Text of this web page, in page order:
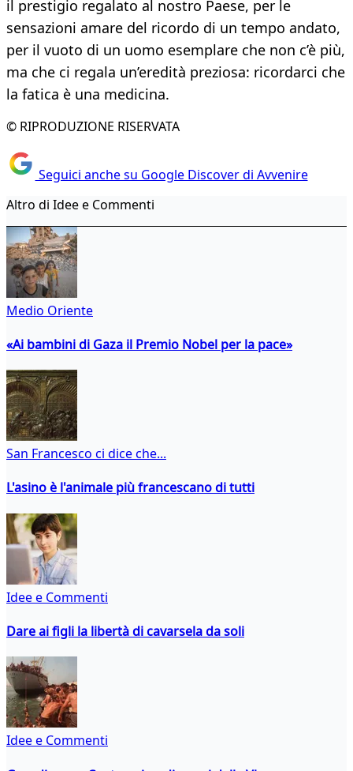
il prestigio regalato al nostro Paese, per le
sensazioni amare del ricordo di un tempo andato,
per il vuoto di un uomo esemplare che non c’è più,
ma che ci regala un’eredità preziosa: ricordarci che
la fatica è una medicina.
© RIPRODUZIONE RISERVATA
Seguici anche su Google Discover di Avvenire
Altro di Idee e Commenti
Medio Oriente
«Ai bambini di Gaza il Premio Nobel per la pace»
San Francesco ci dice che...
L'asino è l'animale più francescano di tutti
Idee e Commenti
Dare ai figli la libertà di cavarsela da soli
Idee e Commenti